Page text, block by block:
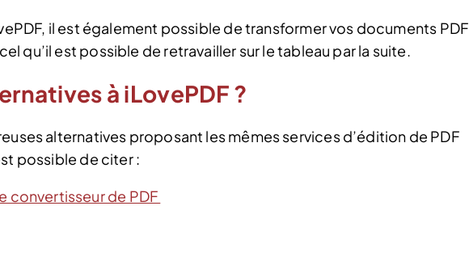
il est également possible de transformer vos documents PDF
qu’il est possible de retravailler sur le tableau par la suite.
à iLovePDF ?
alternatives proposant les mêmes services d’édition de PDF
possible de citer :
convertisseur de PDF